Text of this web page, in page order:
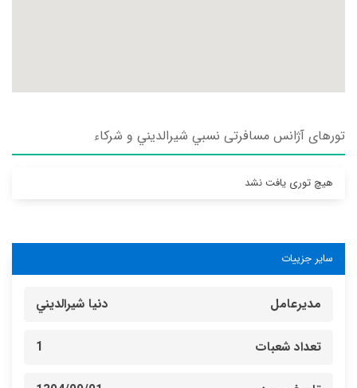
تورهای آژانس مسافرتی نسبي شيرالديني و شركاء
هیچ توری یافت نشد
سایر جزییات
مدیرعامل دنيا شيرالديني
تعداد شعبات 1